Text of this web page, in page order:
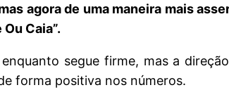
agora de uma maneira mais
Caia”.
segue firme, mas a
forma positiva nos números.